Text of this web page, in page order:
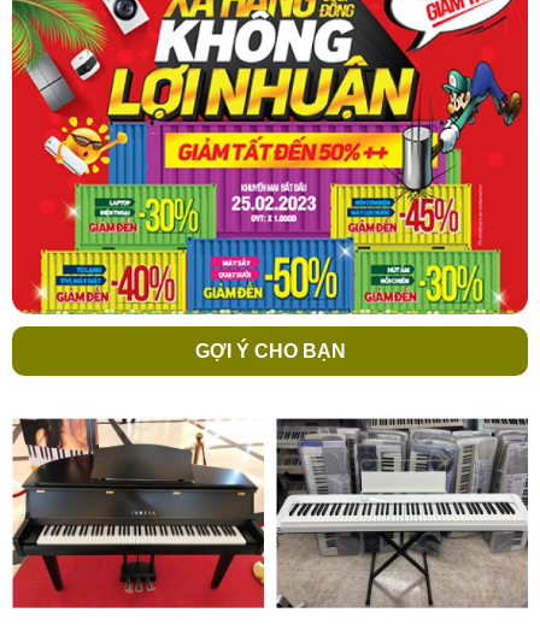
GỢI Ý CHO BẠN